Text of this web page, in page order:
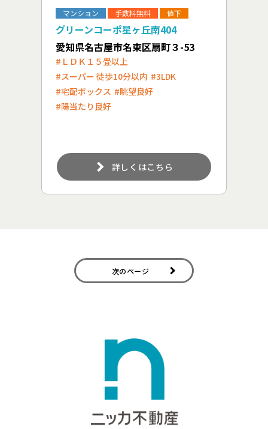
マンション 手数料無料 値下
グリーンコーポ星ヶ丘南404
愛知県名古屋市名東区扇町３-53
#ＬＤＫ１５畳以上
#スーパー 徒歩10分以内 #3LDK
#宅配ボックス #眺望良好
#陽当たり良好
詳しくはこちら
次のページ